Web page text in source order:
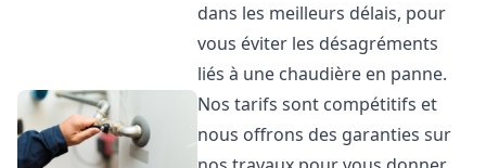
dans les meilleurs délais, pour
vous éviter les désagréments
liés à une chaudière en panne.
Nos tarifs sont compétitifs et
nous offrons des garanties sur